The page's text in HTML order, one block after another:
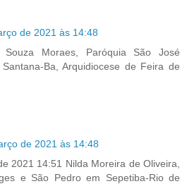
de 2021 às 14:48
Moraes, Paróquia São José
Ba, Arquidiocese de Feira de
de 2021 às 14:48
2021 14:51 Nilda Moreira de Oliveira,
e São Pedro em Sepetiba-Rio de